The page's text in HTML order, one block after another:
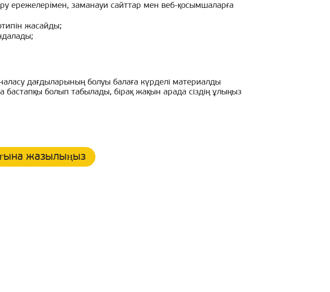
ережелерімен, заманауи сайттар мен веб-қосымшаларға
жасайды;
дағдыларының болуы балаға күрделі материалды
болып табылады, бірақ жақын арада сіздің ұлыңыз
жазылыңыз